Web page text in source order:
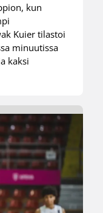
kun
Kuier tilastoi
minuutissa
kaksi